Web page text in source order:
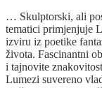
… Skulptorski, ali
tematici primjenjuje
izviru iz poetike
života. Fascinantni
i tajnovite
Lumezi suvereno